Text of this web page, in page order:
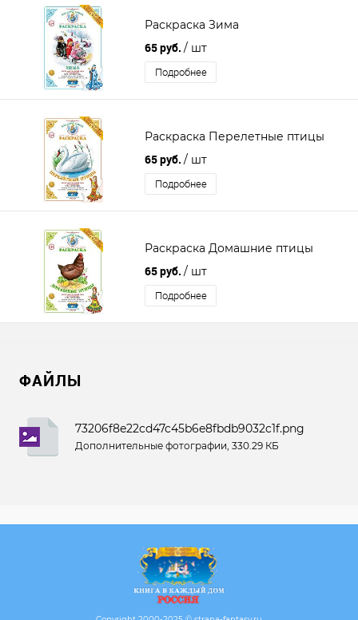
Раскраска Зима
65 руб. / шт
Подробнее
Раскраска Перелетные птицы
65 руб. / шт
Подробнее
Раскраска Домашние птицы
65 руб. / шт
Подробнее
ФАЙЛЫ
73206f8e22cd47c45b6e8fbdb9032c1f.png
Дополнительные фотографии, 330.29 КБ